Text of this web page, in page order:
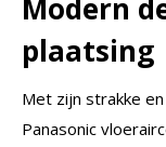
Modern
plaatsing
Met zijn strakke
Panasonic